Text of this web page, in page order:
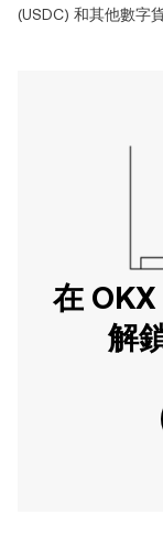
(USDC) 和其他數字
在 OKX
解